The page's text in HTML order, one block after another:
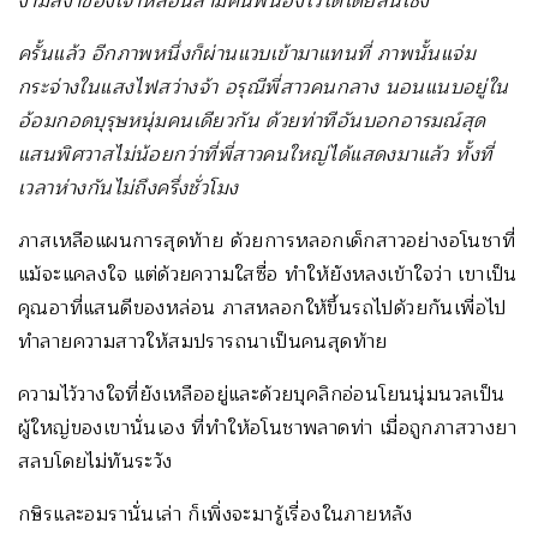
ครั้นแล้ว อีกภาพหนึ่งก็ผ่านแวบเข้ามาแทนที่ ภาพนั้นแจ่ม
กระจ่างในแสงไฟสว่างจ้า อรุณีพี่สาวคนกลาง นอนแนบอยู่ใน
อ้อมกอดบุรุษหนุ่มคนเดียวกัน ด้วยท่าทีอันบอกอารมณ์สุด
แสนพิศวาสไม่น้อยกว่าที่พี่สาวคนใหญ่ได้แสดงมาแล้ว ทั้งที่
เวลาห่างกันไม่ถึงครึ่งชั่วโมง
ภาสเหลือแผนการสุดท้าย ด้วยการหลอกเด็กสาวอย่างอโนชาที่
แม้จะแคลงใจ แต่ด้วยความใสซื่อ ทำให้ยังหลงเข้าใจว่า เขาเป็น
คุณอาที่แสนดีของหล่อน ภาสหลอกให้ขึ้นรถไปด้วยกันเพื่อไป
ทำลายความสาวให้สมปรารถนาเป็นคนสุดท้าย
ความไว้วางใจที่ยังเหลืออยู่และด้วยบุคลิกอ่อนโยนนุ่มนวลเป็น
ผู้ใหญ่ของเขานั่นเอง ที่ทำให้อโนชาพลาดท่า เมื่อถูกภาสวางยา
สลบโดยไม่ทันระวัง
กษิรและอมรานั่นเล่า ก็เพิ่งจะมารู้เรื่องในภายหลัง